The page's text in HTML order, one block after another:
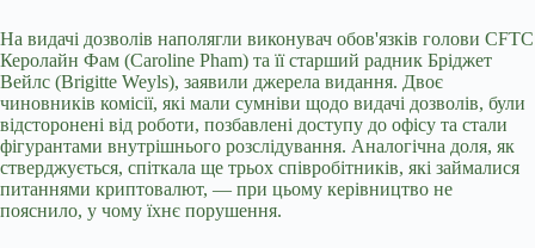
На видачі дозволів наполягли виконувач обов'язків голови CFTC
Керолайн Фам (Caroline Pham) та її старший радник Бріджет
Вейлс (Brigitte Weyls), заявили джерела видання. Двоє
чиновників комісії, які мали сумніви щодо видачі дозволів, були
відсторонені від роботи, позбавлені доступу до офісу та стали
фігурантами внутрішнього розслідування. Аналогічна доля, як
стверджується, спіткала ще трьох співробітників, які займалися
питаннями криптовалют, — при цьому керівництво не
пояснило, у чому їхнє порушення.